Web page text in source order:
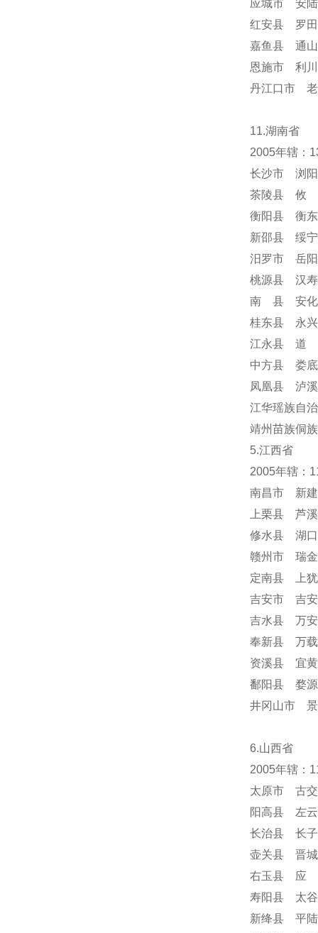
应城市 安
红安县 罗
嘉鱼县 通
恩施市 利
丹江口市
11.湖南省
2005年辖：
长沙市 浏
茶陵县 攸
衡阳县 衡
新邵县 绥
汨罗市 岳
桃源县 汉
南 县 安化
桂东县 永
江永县 道
中方县 娄
凤凰县 泸
江华瑶族自
靖州苗族侗
5.江西省
2005年辖：
南昌市 新
上栗县 芦
修水县 湖
赣州市 瑞
定南县 上
吉安市 吉
吉水县 万
奉新县 万
资溪县 宜
鄱阳县 婺
井冈山市 景
6.山西省
2005年辖：
太原市 古
阳高县 左
长治县 长
壶关县 晋
右玉县 应
寿阳县 太
新绛县 平